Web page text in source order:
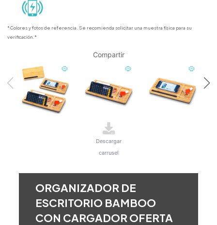
Descargar
carrusel
*Colores y fotos de referencia. Se recomienda solicitar una muestra física para su
verificación.*
Compartir
ORGANIZADOR DE
ESCRITORIO BAMBOO
CON CARGADOR OFERTA